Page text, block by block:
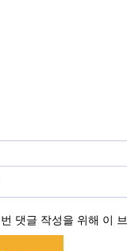
댓글 작성을 위해 이